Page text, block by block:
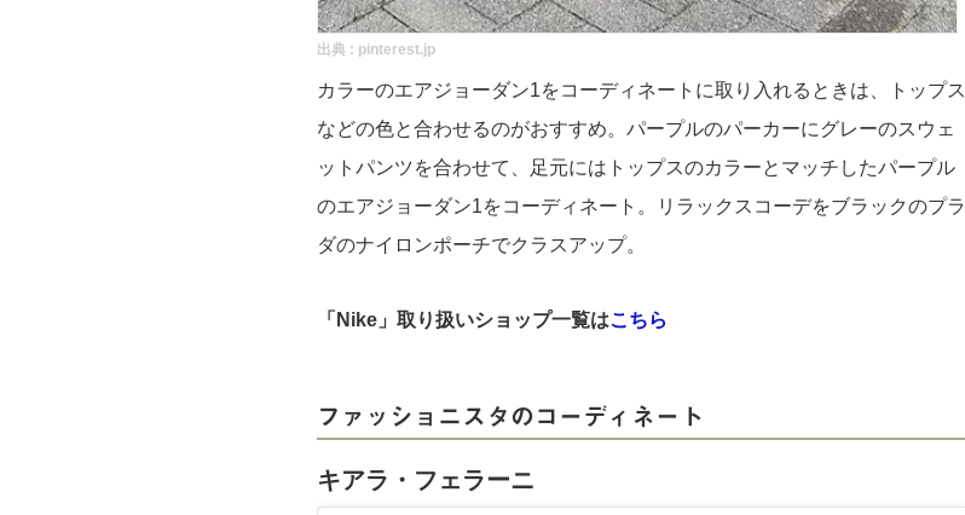
出典 : pinterest.jp
カラーのエアジョーダン1をコーディネートに取り入れるときは、トップス
などの色と合わせるのがおすすめ。パープルのパーカーにグレーのスウェ
ットパンツを合わせて、足元にはトップスのカラーとマッチしたパープル
のエアジョーダン1をコーディネート。リラックスコーデをブラックのプラ
ダのナイロンポーチでクラスアップ。
「Nike」取り扱いショップ一覧はこちら
ファッショニスタのコーディネート
キアラ・フェラーニ